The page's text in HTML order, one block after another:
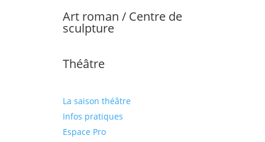
Art roman / Centre de
sculpture
Théâtre
La saison théâtre
Infos pratiques
Espace Pro